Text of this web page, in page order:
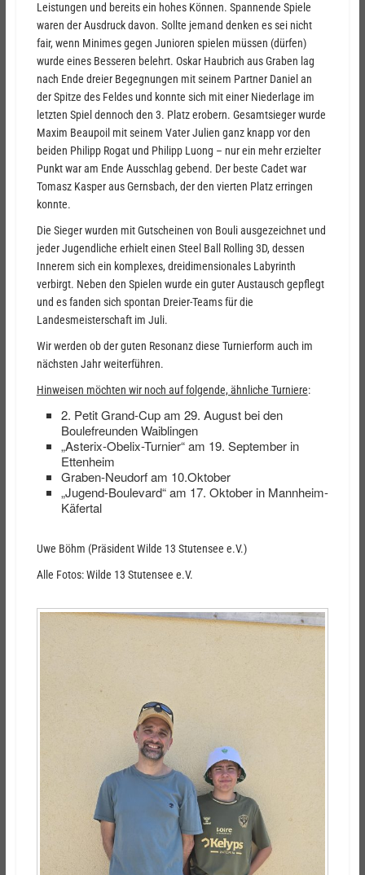
Leistungen und bereits ein hohes Können. Spannende Spiele
waren der Ausdruck davon. Sollte jemand denken es sei nicht
fair, wenn Minimes gegen Junioren spielen müssen (dürfen)
wurde eines Besseren belehrt. Oskar Haubrich aus Graben lag
nach Ende dreier Begegnungen mit seinem Partner Daniel an
der Spitze des Feldes und konnte sich mit einer Niederlage im
letzten Spiel dennoch den 3. Platz erobern. Gesamtsieger wurde
Maxim Beaupoil mit seinem Vater Julien ganz knapp vor den
beiden Philipp Rogat und Philipp Luong – nur ein mehr erzielter
Punkt war am Ende Ausschlag gebend. Der beste Cadet war
Tomasz Kasper aus Gernsbach, der den vierten Platz erringen
konnte.
Die Sieger wurden mit Gutscheinen von Bouli ausgezeichnet und
jeder Jugendliche erhielt einen Steel Ball Rolling 3D, dessen
Innerem sich ein komplexes, dreidimensionales Labyrinth
verbirgt. Neben den Spielen wurde ein guter Austausch gepflegt
und es fanden sich spontan Dreier-Teams für die
Landesmeisterschaft im Juli.
Wir werden ob der guten Resonanz diese Turnierform auch im
nächsten Jahr weiterführen.
Hinweisen möchten wir noch auf folgende, ähnliche Turniere:
2. Petit Grand-Cup am 29. August bei den
Boulefreunden Waiblingen
„Asterix-Obelix-Turnier“ am 19. September in
Ettenheim
Graben-Neudorf am 10.Oktober
„Jugend-Boulevard“ am 17. Oktober in Mannheim-
Käfertal
Uwe Böhm (Präsident Wilde 13 Stutensee e.V.)
Alle Fotos: Wilde 13 Stutensee e.V.